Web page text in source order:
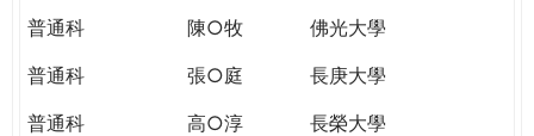
普通科
陳○牧
佛光大學
普通科
張○庭
長庚大學
普通科
高○淳
長榮大學